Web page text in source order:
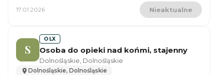
17.01.2026 Nieaktualne
S
OLX
Osoba do opieki nad końmi, stajenny
Dolnośląskie, Dolnośląskie
Dolnośląskie, Dolnośląskie